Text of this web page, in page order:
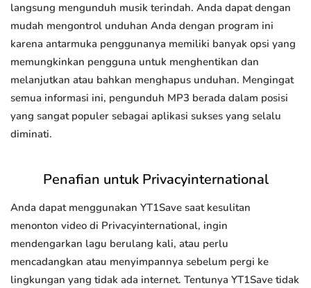
langsung mengunduh musik terindah. Anda dapat dengan
mudah mengontrol unduhan Anda dengan program ini
karena antarmuka penggunanya memiliki banyak opsi yang
memungkinkan pengguna untuk menghentikan dan
melanjutkan atau bahkan menghapus unduhan. Mengingat
semua informasi ini, pengunduh MP3 berada dalam posisi
yang sangat populer sebagai aplikasi sukses yang selalu
diminati.
Penafian untuk Privacyinternational
Anda dapat menggunakan YT1Save saat kesulitan
menonton video di Privacyinternational, ingin
mendengarkan lagu berulang kali, atau perlu
mencadangkan atau menyimpannya sebelum pergi ke
lingkungan yang tidak ada internet. Tentunya YT1Save tidak